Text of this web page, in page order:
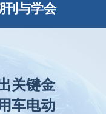
刊与学会
关键金
车电动